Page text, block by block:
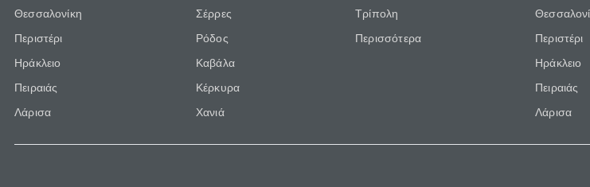
Θεσσαλονίκη
Περιστέρι
Ηράκλειο
Πειραιάς
Λάρισα
Σέρρες
Ρόδος
Καβάλα
Κέρκυρα
Χανιά
Τρίπολη
Περισσότερα
Περιστέρι
Ηράκλειο
Πειραιάς
Λάρισα